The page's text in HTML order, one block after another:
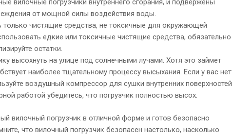
вилочные погрузчики внутреннего сгорания, и подвержены
от мощной силы воздействия воды.
только чистящие средства, не токсичные для окружающей
едкие или токсичные чистящие средства, обязательно
остатки.
высохнуть на улице под солнечными лучами. Хотя это займет
наиболее тщательному процессу высыхания. Если у вас нет
воздушный компрессор для сушки внутренних поверхностей
работой убедитесь, что погрузчик полностью высох.
вилочный погрузчик в отличной форме и готов безопасно
что вилочный погрузчик безопасен настолько, насколько